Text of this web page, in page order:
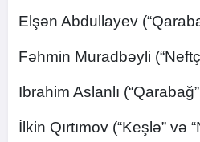
Elşən Abdullayev
Fəhmin Muradbəyli
Ibrahim Aslanlı
İlkin Qırtımov (“Keşlə” və